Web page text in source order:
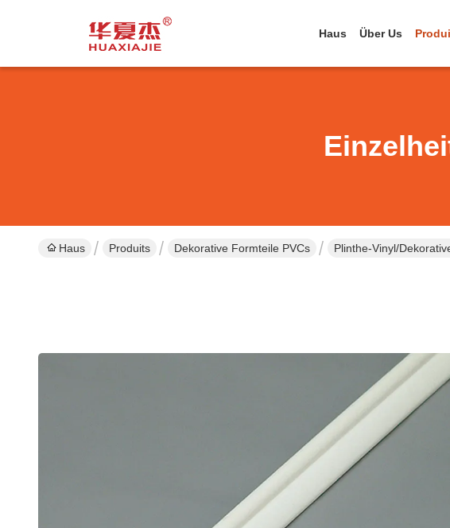
Haus Über Us
Haus Produits Dekorative Formteile PVCs Plinthe-Vinyl/